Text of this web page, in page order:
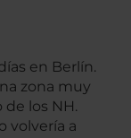
en Berlín.
zona muy
los NH.
volvería a